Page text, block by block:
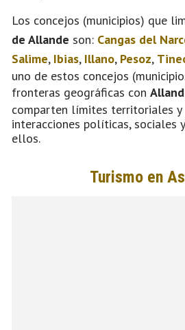
Los concejos (municipios) que
de Allande son: Cangas del
Salime, Ibias, Illano, Pesoz,
uno de estos concejos
fronteras geográficas con
comparten límites territoriales y
interacciones políticas, sociales
ellos.